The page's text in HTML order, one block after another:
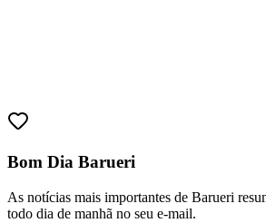
Sport
Bom Dia Barueri
As notícias mais importantes de Barueri
todo dia de manhã no seu e-mail.